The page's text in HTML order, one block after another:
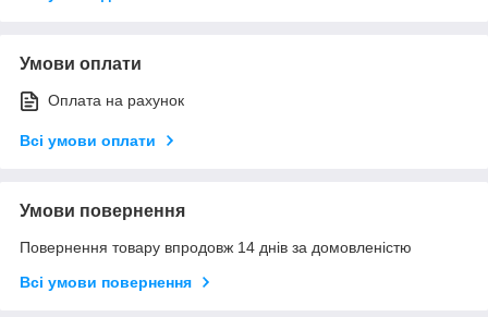
Умови оплати
Оплата на рахунок
Всі умови оплати
Умови повернення
Повернення товару впродовж 14 днів за домовленістю
Всі умови повернення